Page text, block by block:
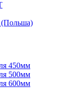
(Польша)
450мм
500мм
600мм